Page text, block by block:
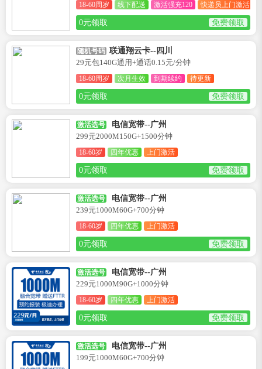
18-60周岁 线下配送 激活强充120 快递员上门激活
0元领取 免费领取
随机号码 联通翔云卡--四川
29元包140G通用+通话0.15元/分钟
18-60周岁 次月生效 到期续约 待更新
0元领取 免费领取
激活选号
电信宽带--广州
299元2000M150G+1500分钟
18-60岁 四年优惠 上门激活
0元领取 免费领取
激活选号
电信宽带--广州
239元1000M60G+700分钟
18-60岁 四年优惠 上门激活
0元领取 免费领取
激活选号
电信宽带--广州
229元1000M90G+1000分钟
18-60岁 四年优惠 上门激活
0元领取 免费领取
激活选号
电信宽带--广州
199元1000M60G+700分钟